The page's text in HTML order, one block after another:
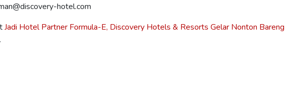
hotel.com
Jadi Hotel Partner Formula-E, Discovery Hotels & Resorts Gelar Nonton Bareng
.